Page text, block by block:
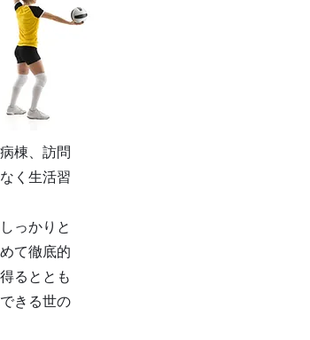
棟、訪問
く生活習
っかりと
て徹底的
るととも
きる世の